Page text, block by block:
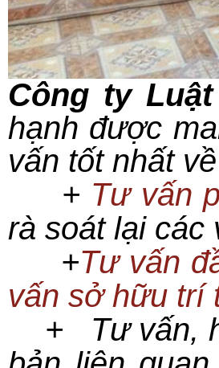
Công ty
hạnh được
vấn tốt nhất
+ Tư vấn
rà soát lại các
+Tư vấn
vấn sở hữu trí
+ Tư vấn,